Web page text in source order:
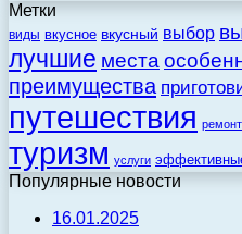
Метки
виды вкусное вкусный выбор
лучшие места
преимущества
путешествия ремонт
туризм услуги
Популярные новости
16.01.2025